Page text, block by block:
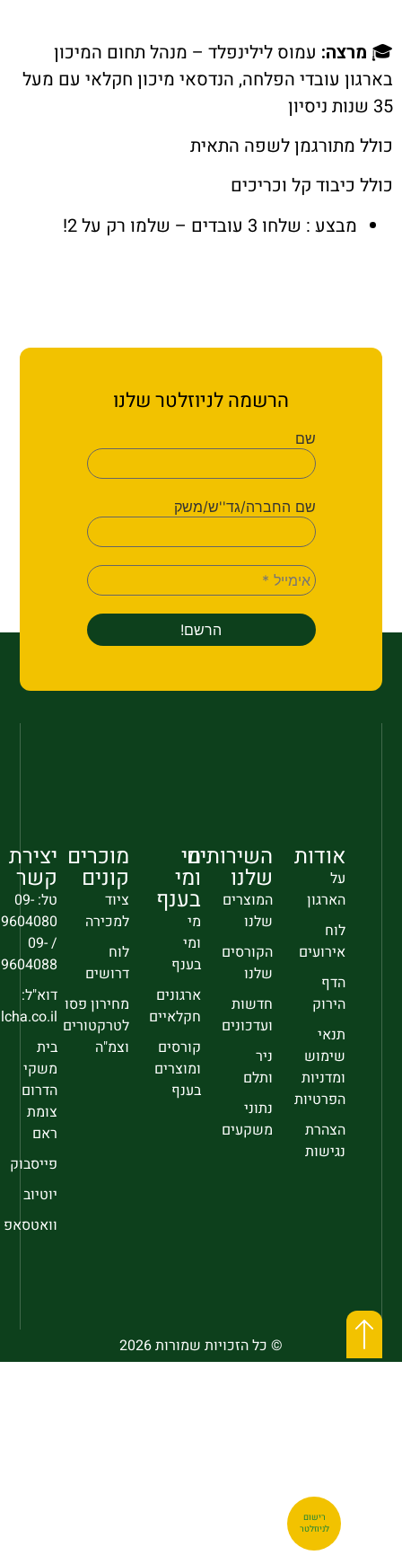
עמוס לילינפלד – מנהל תחום המיכון
עובדי הפלחה, הנדסאי מיכון חקלאי עם מעל
לשפה התאית
קל וכריכים
: שלחו 3 עובדים – שלמו רק על 2!
הרשמה לניוזלטר שלנו
שם החברה/גד''ש/משק
אודות
הפרטיות
השירותים
המוצרים
הקורסים
חדשות
ועדכונים
ניר
ותלם
נתוני
משקעים
מי
ומי
בענף
מי
ומי
בענף
ארגונים
חקלאיים
ומוצרים
מוכרים
קונים
ציוד
דרושים
מחירון פסו
לטרקטורים
וצמ"ה
יצירת
קשר
9604080
9604088
דוא"ל:
sec@falcha.co.il
בית
וואטסאפ
© כל הזכויות שמורות 2026